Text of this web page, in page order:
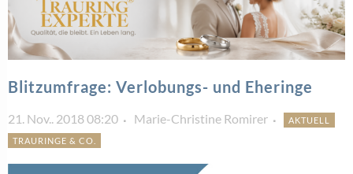
Blitzumfrage: Verlobungs- und Eheringe
21. Nov.. 2018 08:20 Marie-Christine Romirer
AKTUELL
TRAURINGE & CO.